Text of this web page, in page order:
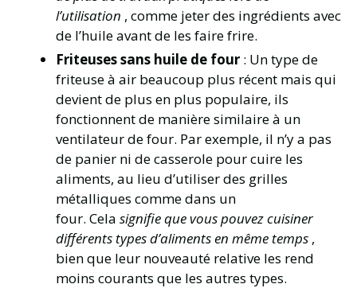
l’utilisation , comme jeter des ingrédients avec
de l’huile avant de les faire frire.
Friteuses sans huile de four : Un type de
friteuse à air beaucoup plus récent mais qui
devient de plus en plus populaire, ils
fonctionnent de manière similaire à un
ventilateur de four. Par exemple, il n’y a pas
de panier ni de casserole pour cuire les
aliments, au lieu d’utiliser des grilles
métalliques comme dans un
four. Cela signifie que vous pouvez cuisiner
différents types d’aliments en même temps ,
bien que leur nouveauté relative les rend
moins courants que les autres types.